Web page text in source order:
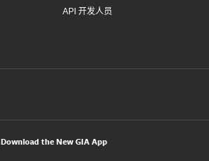
API 开发人员
Download the New GIA App